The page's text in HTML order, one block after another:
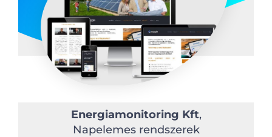
Energiamonitoring Kft,
Napelemes rendszerek